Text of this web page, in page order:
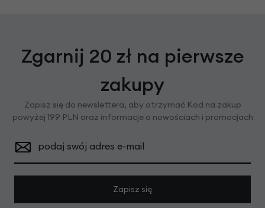
Zgarnij 20 zł na pierwsze
zakupy
Zapisz się do newslettera, aby otrzymać Kod na zakup
powyżej 199 PLN oraz informacje o nowościach i promocjach
podaj swój adres e-mail
Zapisz się